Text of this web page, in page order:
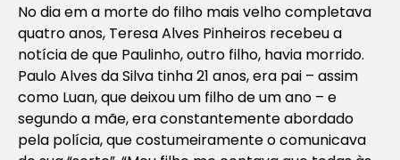
No dia em a morte do filho mais velho completava
quatro anos, Teresa Alves Pinheiros recebeu a
notícia de que Paulinho, outro filho, havia morrido.
Paulo Alves da Silva tinha 21 anos, era pai – assim
como Luan, que deixou um filho de um ano – e
segundo a mãe, era constantemente abordado
pela polícia, que costumeiramente o comunicava